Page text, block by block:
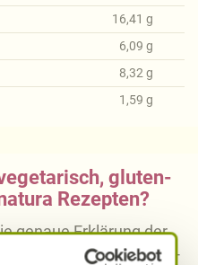
16,41 g
6,09 g
8,32 g
1,59 g
gluten-
Rezepten?
genaue Erklärung der
vegetarischen, gluten-